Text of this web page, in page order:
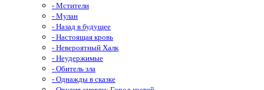
- Мстители
- Мулан
- Назад в будущее
- Настоящая кровь
- Невероятный Халк
- Неудержимые
- Обитель зла
- Однажды в сказке